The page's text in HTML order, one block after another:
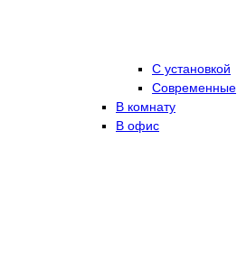
С установкой
Современные
В комнату
В офис